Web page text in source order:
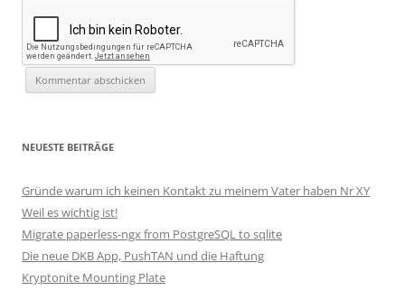
NEUESTE BEITRÄGE
Gründe warum ich keinen Kontakt zu meinem Vater haben Nr XY
Weil es wichtig ist!
Migrate paperless-ngx from PostgreSQL to sqlite
Die neue DKB App, PushTAN und die Haftung
Kryptonite Mounting Plate